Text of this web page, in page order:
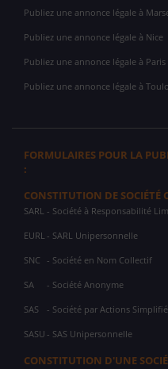
Publiez une annonce légale à
Publiez une annonce légale à Nice
Publiez une annonce légale à Paris
Publiez une annonce légale à
FORMULAIRES POUR LA
:
CONSTITUTION DE SOCIÉTÉ
SARL - Société à Responsabilité
EURL - SARL Unipersonnelle
SNC - Société en Nom Collectif
SA - Société Anonyme
SAS - Société par Actions
SASU - SAS Unipersonnelle
CONSTITUTION D'UNE